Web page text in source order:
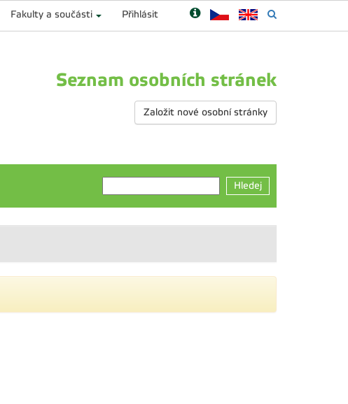
Fakulty a součásti Přihlásit
Seznam osobních stránek
Založit nové osobní stránky
Hledej